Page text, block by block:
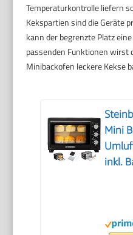
Temperaturkontrolle liefern
Kekspartien sind die Geräte
kann der begrenzte Platz
passenden Funktionen wirst
Minibackofen leckere Kekse
Mini
inkl.